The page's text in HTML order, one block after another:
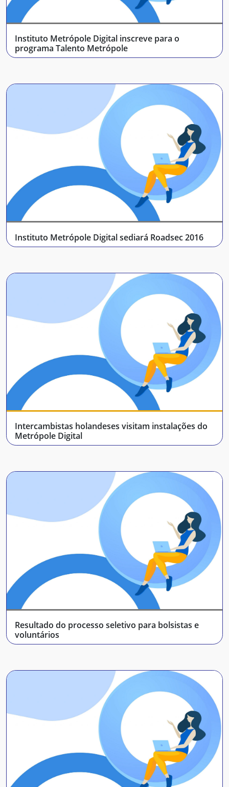
Instituto Metrópole Digital inscreve para o
programa Talento Metrópole
Instituto Metrópole Digital sediará Roadsec 2016
Intercambistas holandeses visitam instalações do
Metrópole Digital
Resultado do processo seletivo para bolsistas e
voluntários